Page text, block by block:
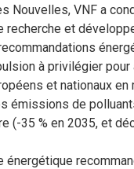
Nouvelles, VNF a
recherche et
à privilégier
et nationaux en
émissions de
(-35 % en 2035, et
énergétique